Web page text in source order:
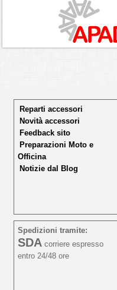
Reparti accessori
Novità accessori
Feedback sito
Preparazioni Moto e
Officina
Notizie dal Blog
Spedizioni tramite:
SDA corriere espresso
entro 24/48 ore